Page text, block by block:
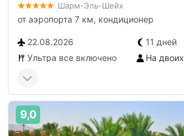
Шарм-Эль-Шейх
от аэропорта 7 км, кондиционер
22.08.2026
11 дней
Ультра все включено
На двоих
9,0